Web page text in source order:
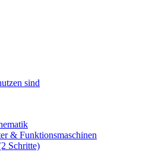
sind
& Funktionsmaschinen
Schritte)